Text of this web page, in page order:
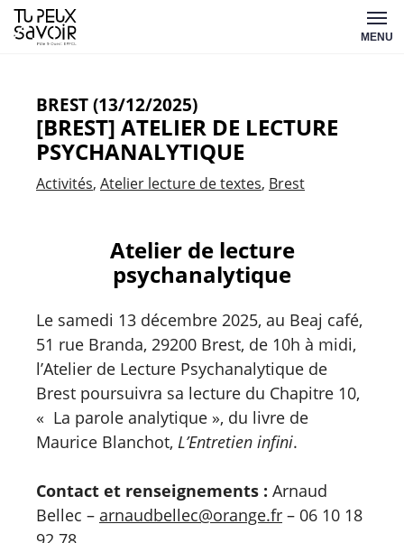
Aller
au
MENU
BREST (13/12/2025)
[BREST] ATELIER DE LECTURE
PSYCHANALYTIQUE
Activités Atelier lecture de textes Brest
Atelier de lecture
psychanalytique
Le samedi 13 décembre 2025, au Beaj café,
51 rue Branda, 29200 Brest, de 10h à midi,
l’Atelier de Lecture Psychanalytique de
Brest poursuivra sa lecture du Chapitre 10,
« La parole analytique », du livre de
Maurice Blanchot, L’Entretien infini.
Contact et renseignements : Arnaud
Bellec – arnaudbellec@orange.fr – 06 10 18